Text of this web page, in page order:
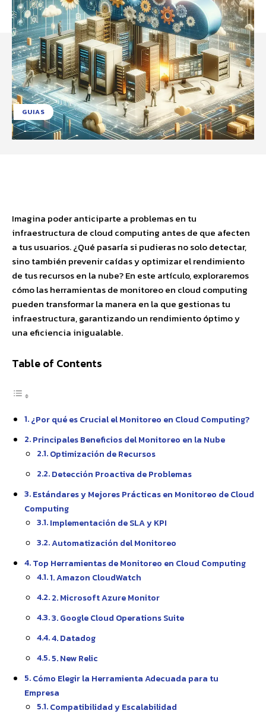
GUIAS
Imagina poder anticiparte a problemas en tu
infraestructura de cloud computing antes de que afecten
a tus usuarios. ¿Qué pasaría si pudieras no solo detectar,
sino también prevenir caídas y optimizar el rendimiento
de tus recursos en la nube? En este artículo, exploraremos
cómo las herramientas de monitoreo en cloud computing
pueden transformar la manera en la que gestionas tu
infraestructura, garantizando un rendimiento óptimo y
una eficiencia inigualable.
Table of Contents
¿Por qué es Crucial el Monitoreo en Cloud Computing?
Principales Beneficios del Monitoreo en la Nube
Optimización de Recursos
Detección Proactiva de Problemas
Estándares y Mejores Prácticas en Monitoreo de Cloud
Computing
Implementación de SLA y KPI
Automatización del Monitoreo
Top Herramientas de Monitoreo en Cloud Computing
1. Amazon CloudWatch
2. Microsoft Azure Monitor
3. Google Cloud Operations Suite
4. Datadog
5. New Relic
Cómo Elegir la Herramienta Adecuada para tu
Empresa
Compatibilidad y Escalabilidad